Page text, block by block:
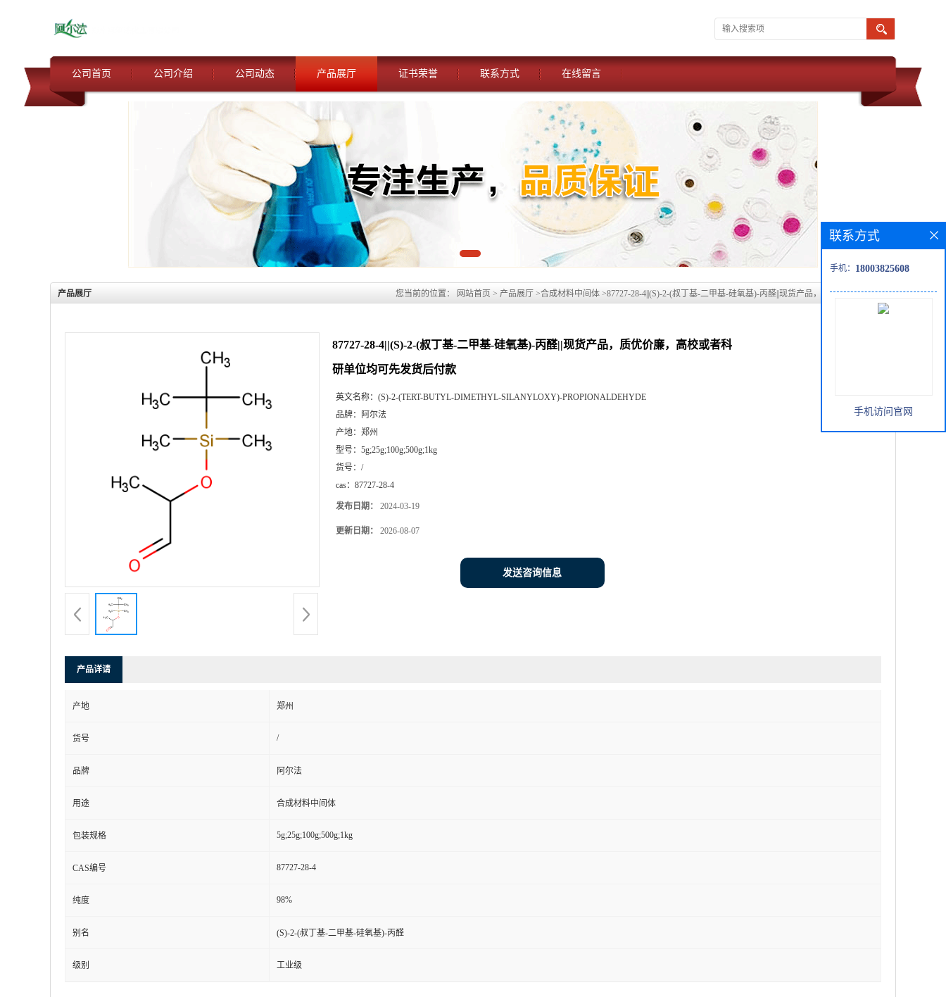
公司首页 公司介绍 公司动态 产品展厅 证书荣誉 联系方式 在线留言
产品展厅 您当前的位置： 网站首页 > 产品展厅 >合成材料中间体 >87727-28-4||(S)-2-(叔丁基-二甲基-硅氧基)-丙醛||现货产品，质优价廉，高校
87727-28-4||(S)-2-(叔丁基-二甲基-硅氧基)-丙醛||现货产品，质优价廉，高校或者科
研单位均可先发货后付款
英文名称： (S)-2-(TERT-BUTYL-DIMETHYL-SILANYLOXY)-PROPIONALDEHYDE
品牌：
阿尔法
产地： 郑州
型号： 5g;25g;100g;500g;1kg
货号： /
cas： 87727-28-4
发布日期： 2024-03-19
更新日期： 2026-08-07
发送咨询信息
产品详请
产地 郑州
货号 /
品牌 阿尔法
用途 合成材料中间体
包装规格 5g;25g;100g;500g;1kg
CAS编号 87727-28-4
纯度 98%
别名 (S)-2-(叔丁基-二甲基-硅氧基)-丙醛
级别 工业级
联系方式
手机： 18003825608
手机访问官网